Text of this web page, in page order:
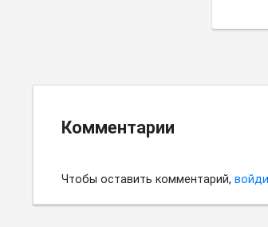
Комментарии
Чтобы оставить комментарий,